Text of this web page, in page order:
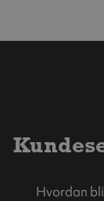
Hvordan